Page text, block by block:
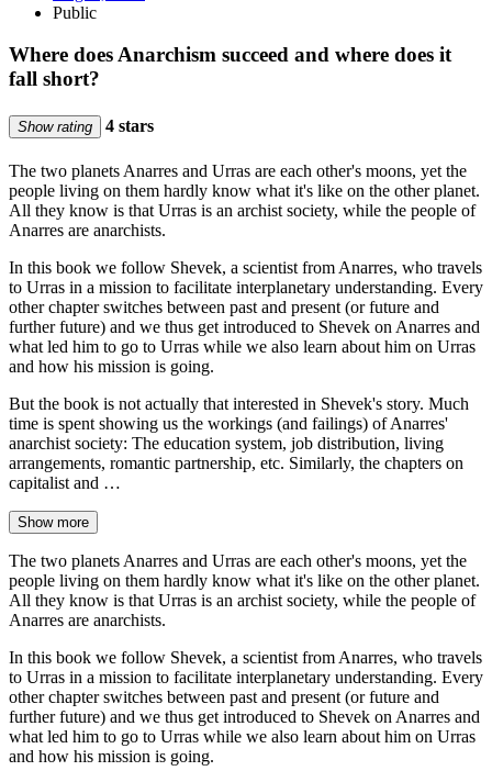
Public
Where does Anarchism succeed and where does it
fall short?
Show rating 4 stars
The two planets Anarres and Urras are each other's moons, yet the
people living on them hardly know what it's like on the other planet.
All they know is that Urras is an archist society, while the people of
Anarres are anarchists.
In this book we follow Shevek, a scientist from Anarres, who travels
to Urras in a mission to facilitate interplanetary understanding. Every
other chapter switches between past and present (or future and
further future) and we thus get introduced to Shevek on Anarres and
what led him to go to Urras while we also learn about him on Urras
and how his mission is going.
But the book is not actually that interested in Shevek's story. Much
time is spent showing us the workings (and failings) of Anarres'
anarchist society: The education system, job distribution, living
arrangements, romantic partnership, etc. Similarly, the chapters on
capitalist and …
Show more
The two planets Anarres and Urras are each other's moons, yet the
people living on them hardly know what it's like on the other planet.
All they know is that Urras is an archist society, while the people of
Anarres are anarchists.
In this book we follow Shevek, a scientist from Anarres, who travels
to Urras in a mission to facilitate interplanetary understanding. Every
other chapter switches between past and present (or future and
further future) and we thus get introduced to Shevek on Anarres and
what led him to go to Urras while we also learn about him on Urras
and how his mission is going.